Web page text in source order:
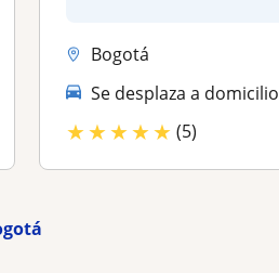
Bogotá
Se desplaza a domicilio
★★★★★ (5)